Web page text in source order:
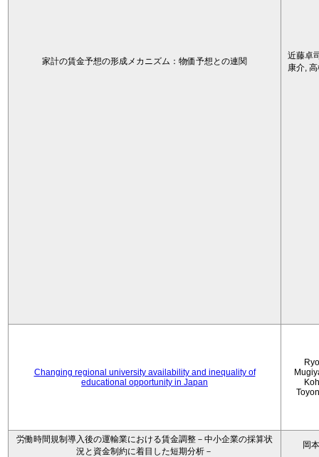
家計の賃金予想の形成メカニズム：物価予想との連関
近藤卓
康介,
Changing regional university availability and inequality of
educational opportunity in Japan
労働時間規制導入後の運輸業における賃金調整－中小企業の採算状
況と資金制約に着目した短期分析－
岡